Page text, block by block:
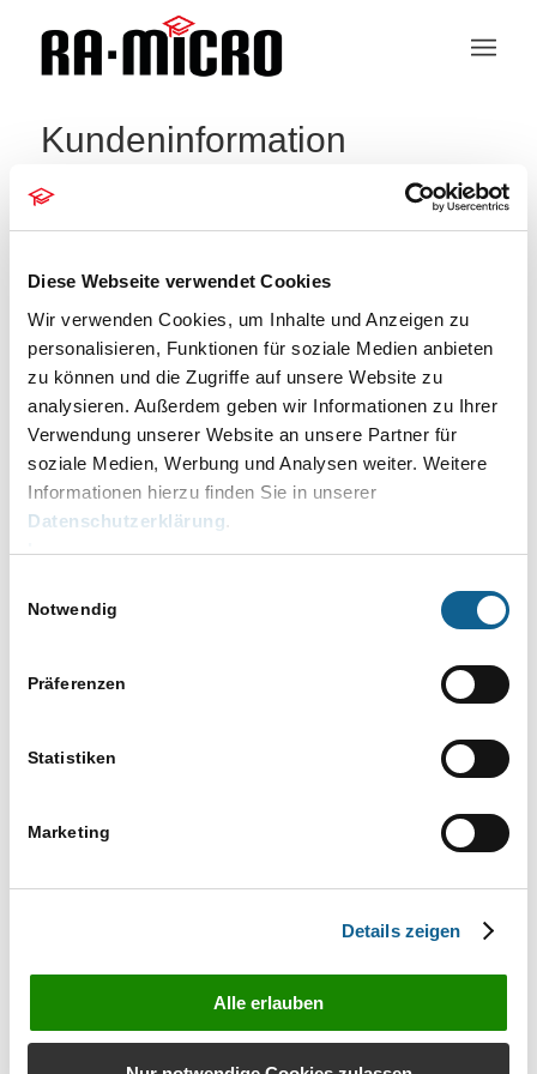
Diese Webseite verwendet Cookies
Wir verwenden Cookies, um Inhalte und Anzeigen zu
personalisieren, Funktionen für soziale Medien anbieten
zu können und die Zugriffe auf unsere Website zu
analysieren. Außerdem geben wir Informationen zu Ihrer
Verwendung unserer Website an unsere Partner für
soziale Medien, Werbung und Analysen weiter. Weitere
Informationen hierzu finden Sie in unserer
Datenschutzerklärung.
Impressum
Notwendig
Präferenzen
Statistiken
Marketing
Details zeigen
Alle erlauben
Kundeninformation
leider nicht verfügbar. Wollen Sie eine neue Suche
starten?
Um die besten Suchergebnisse zu erhalten,
beachten Sie bitte folgende Hinweise:
Überprüfen Sie die Rechtschreibung sorgfaltig
Versuchen Sie es mit einem ähnlichen
Verwenden Sie mehr als einen Suchbegriff
Bestellen Sie unverbindlich das Infomaterial zu